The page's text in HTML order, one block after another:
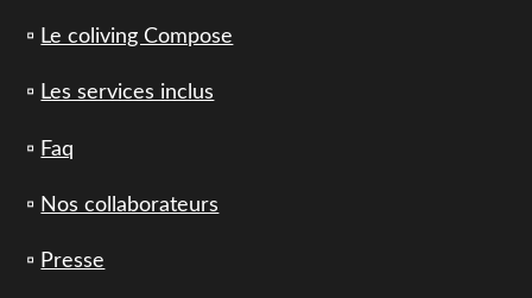
▫️ Le coliving Compose
▫️ Les services inclus
▫️ Faq
▫️ Nos collaborateurs
▫️ Presse